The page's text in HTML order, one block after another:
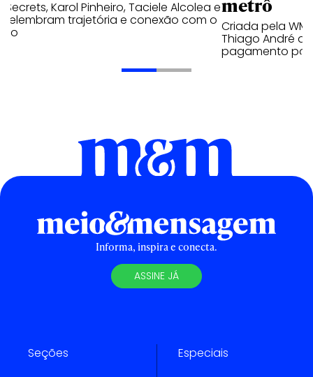
Secrets, Karol Pinheiro, Taciele Alcolea e
relembram trajetória e conexão com o
metrô
Criada pela
Thiago André
pagamento por
Informa, inspira e conecta.
ASSINE JÁ
Seções Especiais